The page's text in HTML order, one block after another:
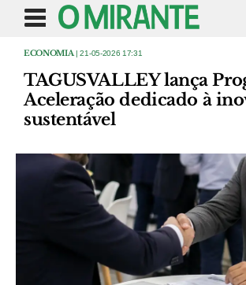
ECONOMIA | 21-05-2026 17:31
TAGUSVALLEY lança
Aceleração dedicado à
sustentável